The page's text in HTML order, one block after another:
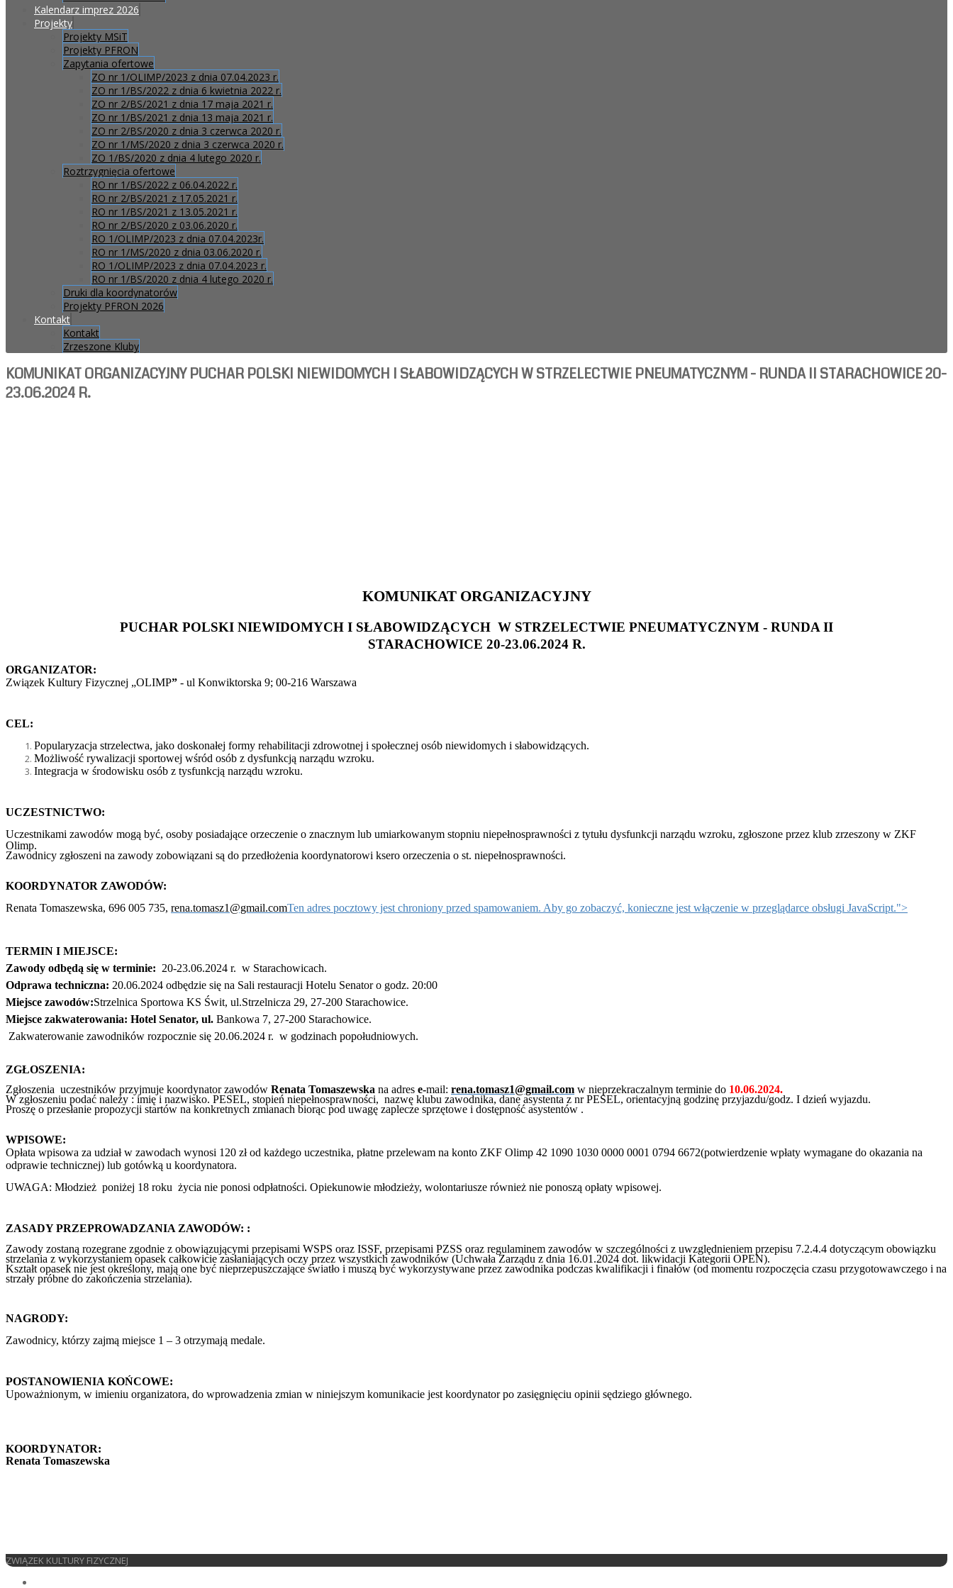
Kalendarz imprez 2026
Projekty
Projekty MSiT
Projekty PFRON
Zapytania ofertowe
ZO nr 1/OLIMP/2023 z dnia 07.04.2023 r.
ZO nr 1/BS/2022 z dnia 6 kwietnia 2022 r.
ZO nr 2/BS/2021 z dnia 17 maja 2021 r.
ZO nr 1/BS/2021 z dnia 13 maja 2021 r.
ZO nr 2/BS/2020 z dnia 3 czerwca 2020 r.
ZO nr 1/MS/2020 z dnia 3 czerwca 2020 r.
ZO 1/BS/2020 z dnia 4 lutego 2020 r.
Roztrzygnięcia ofertowe
RO nr 1/BS/2022 z 06.04.2022 r.
RO nr 2/BS/2021 z 17.05.2021 r.
RO nr 1/BS/2021 z 13.05.2021 r.
RO nr 2/BS/2020 z 03.06.2020 r.
RO 1/OLIMP/2023 z dnia 07.04.2023r.
RO nr 1/MS/2020 z dnia 03.06.2020 r.
RO 1/OLIMP/2023 z dnia 07.04.2023 r.
RO nr 1/BS/2020 z dnia 4 lutego 2020 r.
Druki dla koordynatorów
Projekty PFRON 2026
Kontakt
Kontakt
Zrzeszone Kluby
KOMUNIKAT ORGANIZACYJNY PUCHAR POLSKI NIEWIDOMYCH I SŁABOWIDZĄCYCH W STRZELECTWIE PNEUMATYCZNYM - RUNDA II STARACHOWICE 20-
23.06.2024 R.
KOMUNIKAT ORGANIZACYJNY
PUCHAR POLSKI NIEWIDOMYCH I SŁABOWIDZĄCYCH W STRZELECTWIE PNEUMATYCZNYM - RUNDA II
STARACHOWICE 20-23.06.2024 R.
ORGANIZATOR:
Związek Kultury Fizycznej „OLIMP” - ul Konwiktorska 9; 00-216 Warszawa
CEL:
Popularyzacja strzelectwa, jako doskonałej formy rehabilitacji zdrowotnej i społecznej osób niewidomych i słabowidzących.
Możliwość rywalizacji sportowej wśród osób z dysfunkcją narządu wzroku.
Integracja w środowisku osób z tysfunkcją narządu wzroku.
UCZESTNICTWO:
Uczestnikami zawodów mogą być, osoby posiadające orzeczenie o znacznym lub umiarkowanym stopniu niepełnosprawności z tytułu dysfunkcji narządu wzroku, zgłoszone przez klub zrzeszony w ZKF
Olimp.
Zawodnicy zgłoszeni na zawody zobowiązani są do przedłożenia koordynatorowi ksero orzeczenia o st. niepełnosprawności.
KOORDYNATOR ZAWODÓW:
Renata Tomaszewska, 696 005 735, rena.tomasz1@gmail.comTen adres pocztowy jest chroniony przed spamowaniem. Aby go zobaczyć, konieczne jest włączenie w przeglądarce obsługi JavaScript.">
TERMIN I MIEJSCE:
Zawody odbędą się w terminie: 20-23.06.2024 r. w Starachowicach.
Odprawa techniczna: 20.06.2024 odbędzie się na Sali restauracji Hotelu Senator o godz. 20:00
Miejsce zawodów:Strzelnica Sportowa KS Świt, ul.Strzelnicza 29, 27-200 Starachowice.
Miejsce zakwaterowania: Hotel Senator, ul. Bankowa 7, 27-200 Starachowice.
Zakwaterowanie zawodników rozpocznie się 20.06.2024 r. w godzinach popołudniowych.
ZGŁOSZENIA:
Zgłoszenia uczestników przyjmuje koordynator zawodów Renata Tomaszewska na adres e-mail: rena.tomasz1@gmail.com w nieprzekraczalnym terminie do 10.06.2024.
W zgłoszeniu podać należy : imię i nazwisko. PESEL, stopień niepełnosprawności, nazwę klubu zawodnika, dane asystenta z nr PESEL, orientacyjną godzinę przyjazdu/godz. I dzień wyjazdu.
Proszę o przesłanie propozycji startów na konkretnych zmianach biorąc pod uwagę zaplecze sprzętowe i dostępność asystentów .
WPISOWE:
Opłata wpisowa za udział w zawodach wynosi 120 zł od każdego uczestnika, płatne przelewam na konto ZKF Olimp 42 1090 1030 0000 0001 0794 6672(potwierdzenie wpłaty wymagane do okazania na
odprawie technicznej) lub gotówką u koordynatora.
UWAGA: Młodzież poniżej 18 roku życia nie ponosi odpłatności. Opiekunowie młodzieży, wolontariusze również nie ponoszą opłaty wpisowej.
ZASADY PRZEPROWADZANIA ZAWODÓW: :
Zawody zostaną rozegrane zgodnie z obowiązującymi przepisami WSPS oraz ISSF, przepisami PZSS oraz regulaminem zawodów w szczególności z uwzględnieniem przepisu 7.2.4.4 dotyczącym obowiązku
strzelania z wykorzystaniem opasek całkowicie zasłaniających oczy przez wszystkich zawodników (Uchwała Zarządu z dnia 16.01.2024 dot. likwidacji Kategorii OPEN).
Kształt opasek nie jest określony, mają one być nieprzepuszczające światło i muszą być wykorzystywane przez zawodnika podczas kwalifikacji i finałów (od momentu rozpoczęcia czasu przygotowawczego i na
strzały próbne do zakończenia strzelania).
NAGRODY:
Zawodnicy, którzy zajmą miejsce 1 – 3 otrzymają medale.
POSTANOWIENIA KOŃCOWE:
Upoważnionym, w imieniu organizatora, do wprowadzenia zmian w niniejszym komunikacie jest koordynator po zasięgnięciu opinii sędziego głównego.
KOORDYNATOR:
Renata Tomaszewska
ZWIĄZEK KULTURY FIZYCZNEJ